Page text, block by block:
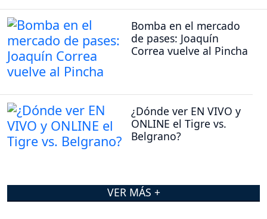
Bomba en el mercado
de pases: Joaquín
Correa vuelve al Pincha
¿Dónde ver EN VIVO y
ONLINE el Tigre vs.
Belgrano?
VER MÁS +